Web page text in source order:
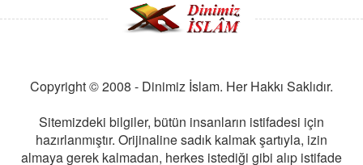
Copyright © 2008 - Dinimiz İslam. Her Hakkı Saklıdır.
Sitemizdeki bilgiler, bütün insanların istifadesi için
hazırlanmıştır. Orijinaline sadık kalmak şartıyla, izin
almaya gerek kalmadan, herkes istediği gibi alıp istifade